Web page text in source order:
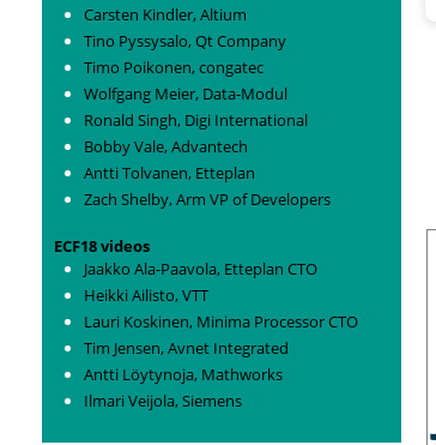
Carsten Kindler, Altium
Tino Pyssysalo, Qt Company
Timo Poikonen, congatec
Wolfgang Meier, Data-Modul
Ronald Singh, Digi International
Bobby Vale, Advantech
Antti Tolvanen, Etteplan
Zach Shelby, Arm VP of Developers
ECF18 videos
Jaakko Ala-Paavola, Etteplan CTO
Heikki Ailisto, VTT
Lauri Koskinen, Minima Processor CTO
Tim Jensen, Avnet Integrated
Antti Löytynoja, Mathworks
Ilmari Veijola, Siemens